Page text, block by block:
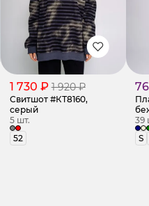
1 730 ₽ 1 920 ₽
Свитшот #КТ8160,
серый
5 шт.
52
39
S